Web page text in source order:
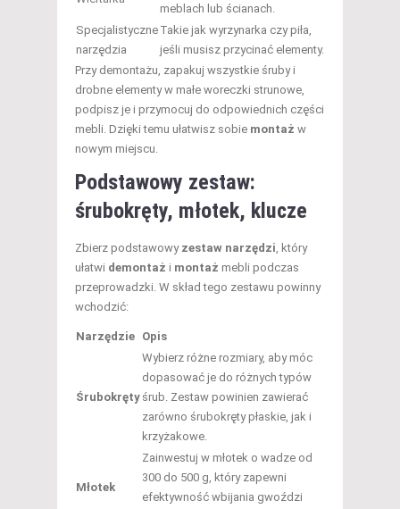
meblach lub ścianach.
Specjalistyczne
narzędzia
Takie jak wyrzynarka czy piła,
jeśli musisz przycinać elementy.
Przy demontażu, zapakuj wszystkie śruby i
drobne elementy w małe woreczki strunowe,
podpisz je i przymocuj do odpowiednich części
mebli. Dzięki temu ułatwisz sobie montaż w
nowym miejscu.
Podstawowy zestaw:
śrubokręty, młotek, klucze
Zbierz podstawowy zestaw narzędzi, który
ułatwi demontaż i montaż mebli podczas
przeprowadzki. W skład tego zestawu powinny
wchodzić:
Narzędzie Opis
Śrubokręty
Wybierz różne rozmiary, aby móc
dopasować je do różnych typów
śrub. Zestaw powinien zawierać
zarówno śrubokręty płaskie, jak i
krzyżakowe.
Młotek
Zainwestuj w młotek o wadze od
300 do 500 g, który zapewni
efektywność wbijania gwoździ